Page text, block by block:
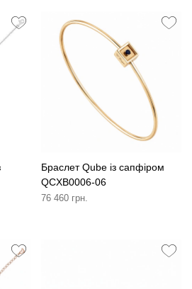
Браслет Qube із сапфіром
QCXB0006-06
76 460 грн.